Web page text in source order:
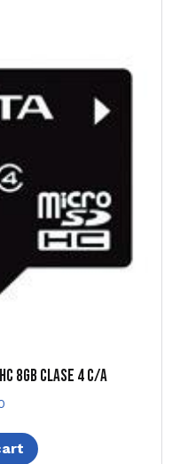
8GB CLASE 4 C/A